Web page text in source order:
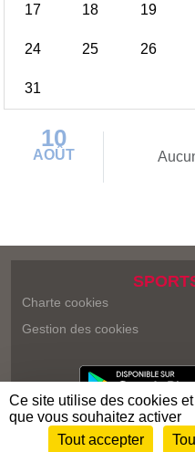
17 18 19
24 25 26
31
10
AOÛT
Charte cookies
Gestion des cookies
Envie de participer ?
Ce site utilise des cookies
que vous souhaitez activer
Tout accepter